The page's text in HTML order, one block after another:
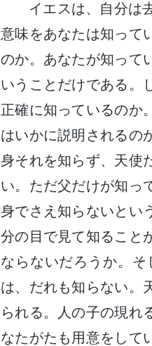
イエスは、自分は
意味をあなたは知って
のか。あなたが知って
いうことだけである。
正確に知っているのか
はいかに説明されるの
身それを知らず、天使
い。ただ父だけが知っ
身でさえ知らないとい
分の目で見て知ること
ならないだろうか。
は、だれも知らない。
られる。人の子の現
なたがたも用意をして